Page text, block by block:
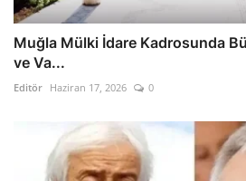
Muğla Mülki İdare Kadrosunda
ve Va...
Editör Haziran 17, 2026 0